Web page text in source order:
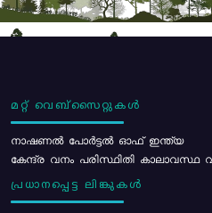
മറ്റ് വെബ്സൈറ്റുകൾ
നാഷണൽ പോർട്ടൽ ഓഫ് ഇന്ത്യ
കേന്ദ്ര വനം പരിസ്ഥിതി കാലാവസ്ഥ
പ്രധാനപ്പെട്ട ലിങ്കുകൾ